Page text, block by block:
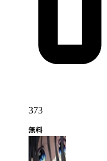
373